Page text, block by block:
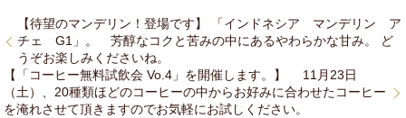
【待望のマンデリン！登場です】 「インドネシア マンデリン ア
チェ G1」。 芳醇なコクと苦みの中にあるやわらかな甘み。 ど
うぞお楽しみくださいね。
【「コーヒー無料試飲会 Vo.4」を開催します。】 11月23日
（土）、20種類ほどのコーヒーの中からお好みに合わせたコーヒー
を淹れさせて頂きますのでお気軽にお試しください。